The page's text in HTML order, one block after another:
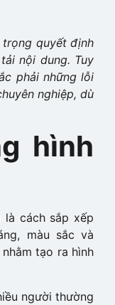
trọng quyết định
nội dung. Tuy
phải những lỗi
nghiệp, dù
hình
là cách sắp xếp
màu sắc và
tạo ra hình
người thường